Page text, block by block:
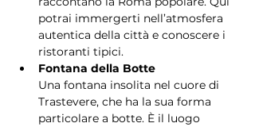
potrai immergerti nell’atmosfera
autentica della città e conoscere i
ristoranti tipici.
Fontana della Botte
Una fontana insolita nel cuore di
Trastevere, che ha la sua forma
particolare a botte. È il luogo